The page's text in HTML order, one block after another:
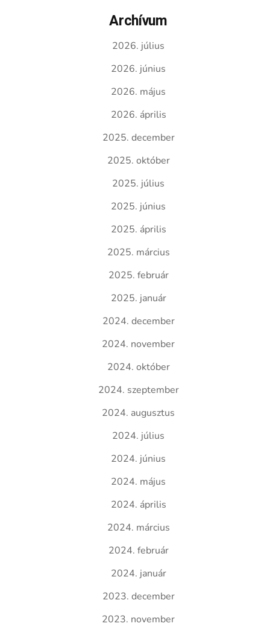
Archívum
2026. július
2026. június
2026. május
2026. április
2025. december
2025. október
2025. július
2025. június
2025. április
2025. március
2025. február
2025. január
2024. december
2024. november
2024. október
2024. szeptember
2024. augusztus
2024. július
2024. június
2024. május
2024. április
2024. március
2024. február
2024. január
2023. december
2023. november